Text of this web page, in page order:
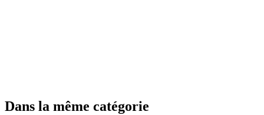
Dans la même catégorie